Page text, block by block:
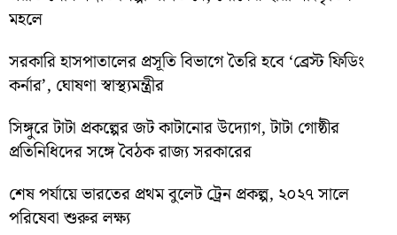
মহলে
সরকারি হাসপাতালের প্রসূতি বিভাগে তৈরি হবে ‘ব্রেস্ট ফিডিং
কর্নার’, ঘোষণা স্বাস্থ্যমন্ত্রীর
সিঙ্গুরে টাটা প্রকল্পের জট কাটানোর উদ্যোগ, টাটা গোষ্ঠীর
প্রতিনিধিদের সঙ্গে বৈঠক রাজ্য সরকারের
শেষ পর্যায়ে ভারতের প্রথম বুলেট ট্রেন প্রকল্প, ২০২৭ সালে
পরিষেবা শুরুর লক্ষ্য